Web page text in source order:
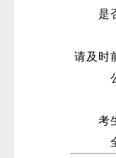
是
请及时
考